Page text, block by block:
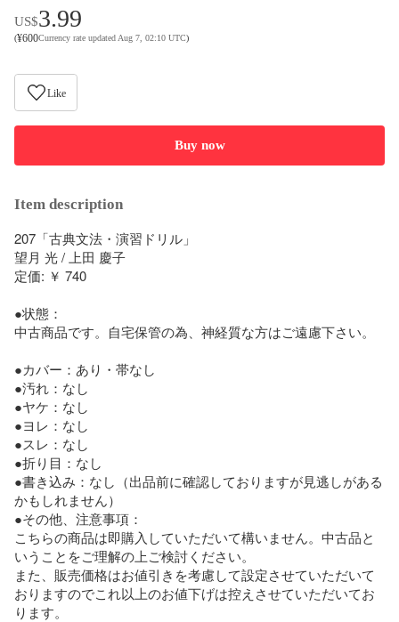
US$3.99
(¥600Currency rate updated Aug 7, 02:10 UTC)
Like
Buy now
Item description
207「古典文法・演習ドリル」
望月 光 / 上田 慶子
定価: ￥ 740
●状態：
中古商品です。自宅保管の為、神経質な方はご遠慮下さい。
●カバー：あり・帯なし
●汚れ：なし
●ヤケ：なし
●ヨレ：なし
●スレ：なし
●折り目：なし
●書き込み：なし（出品前に確認しておりますが見逃しがある
かもしれません）
●その他、注意事項：
こちらの商品は即購入していただいて構いません。中古品と
いうことをご理解の上ご検討ください。
また、販売価格はお値引きを考慮して設定させていただいて
おりますのでこれ以上のお値下げは控えさせていただいてお
ります。